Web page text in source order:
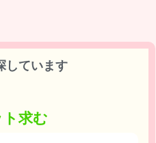
しています
求む